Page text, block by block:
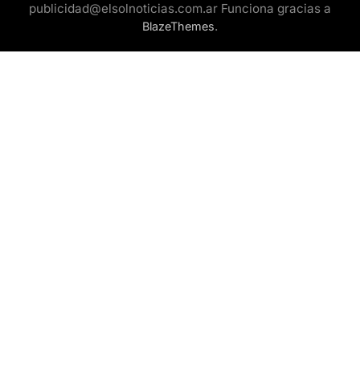
publicidad@elsolnoticias.com.ar Funciona gracias a
BlazeThemes.